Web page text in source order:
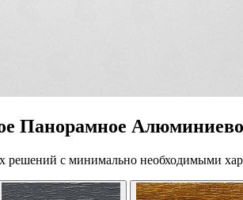
Панорамное
решений с минимально необходимыми